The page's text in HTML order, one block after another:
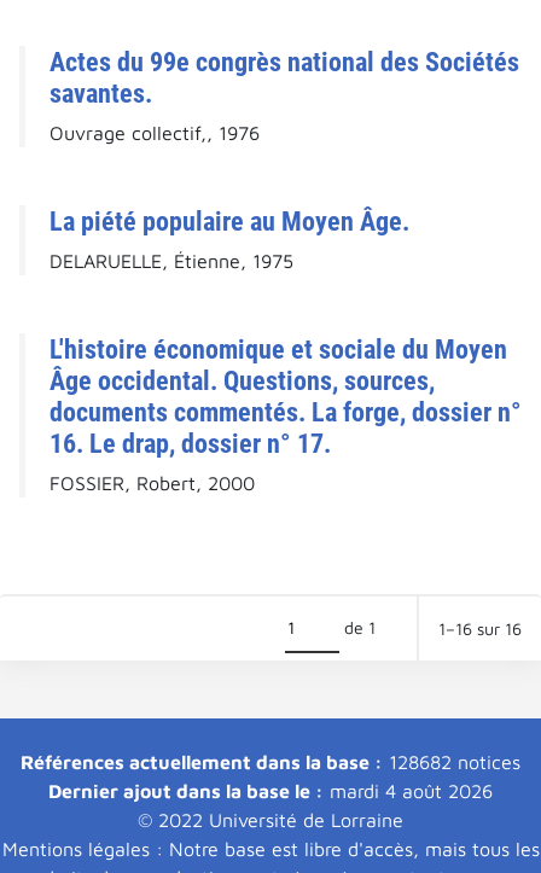
Actes du 99e congrès national des Sociétés
savantes.
Ouvrage collectif,, 1976
La piété populaire au Moyen Âge.
DELARUELLE, Étienne, 1975
L'histoire économique et sociale du Moyen
Âge occidental. Questions, sources,
documents commentés. La forge, dossier n°
16. Le drap, dossier n° 17.
FOSSIER, Robert, 2000
de 1 1–16 sur 16
Références actuellement dans la base : 128682 notices
Dernier ajout dans la base le : mardi 4 août 2026
© 2022 Université de Lorraine
Mentions légales : Notre base est libre d'accès, mais tous les